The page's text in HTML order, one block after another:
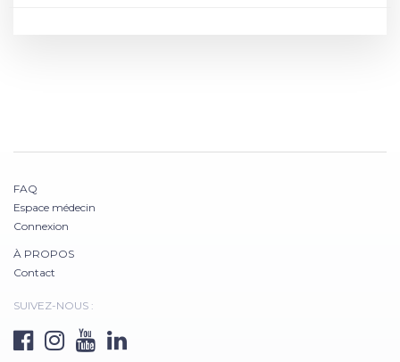
FAQ
Espace médecin
Connexion
À PROPOS
Contact
SUIVEZ-NOUS :